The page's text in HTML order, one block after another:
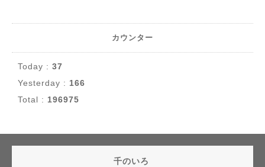
カウンター
Today : 37
Yesterday : 166
Total : 196975
千のいろ